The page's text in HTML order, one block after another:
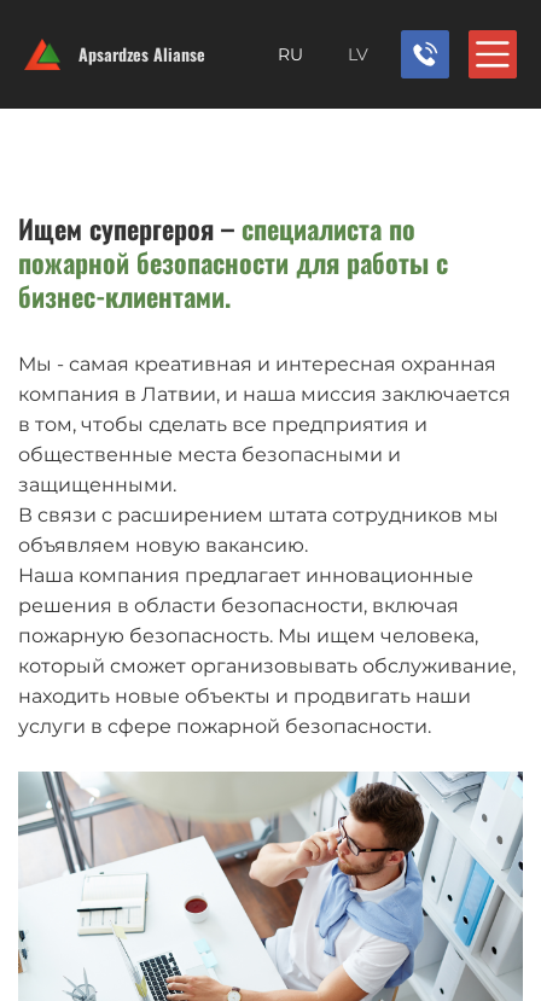
Apsardzes Alianse RU LV
Ищем супергероя –специалиста по
пожарной безопасности для работы с
бизнес-клиентами.
Мы - самая креативная и интересная охранная
компания в Латвии, и наша миссия заключается
в том, чтобы сделать все предприятия и
общественные места безопасными и
защищенными.
В связи с расширением штата сотрудников мы
объявляем новую вакансию.
Наша компания предлагает инновационные
решения в области безопасности, включая
пожарную безопасность. Мы ищем человека,
который сможет организовывать обслуживание,
находить новые объекты и продвигать наши
услуги в сфере пожарной безопасности.